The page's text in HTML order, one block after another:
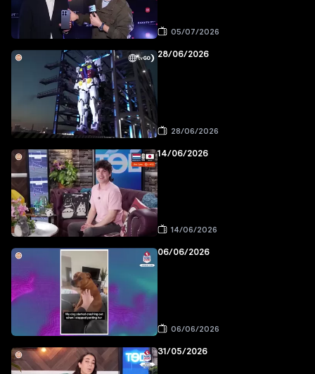
05/07/2026
28/06/2026
28/06/2026
14/06/2026
14/06/2026
06/06/2026
06/06/2026
31/05/2026